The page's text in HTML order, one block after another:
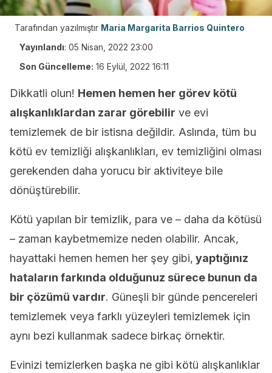
Tarafından yazılmıştır Maria Margarita Barrios Quintero
Yayınlandı: 05 Nisan, 2022 23:00
Son Güncelleme: 16 Eylül, 2022 16:11
Dikkatli olun! Hemen hemen her görev kötü
alışkanlıklardan zarar görebilir ve evi
temizlemek de bir istisna değildir. Aslında, tüm bu
kötü ev temizliği alışkanlıkları, ev temizliğini olması
gerekenden daha yorucu bir aktiviteye bile
dönüştürebilir.
Kötü yapılan bir temizlik, para ve – daha da kötüsü
– zaman kaybetmemize neden olabilir. Ancak,
hayattaki hemen hemen her şey gibi, yaptığınız
hataların farkında olduğunuz sürece bunun da
bir çözümü vardır. Güneşli bir günde pencereleri
temizlemek veya farklı yüzeyleri temizlemek için
aynı bezi kullanmak sadece birkaç örnektir.
Evinizi temizlerken başka ne gibi kötü alışkanlıklar